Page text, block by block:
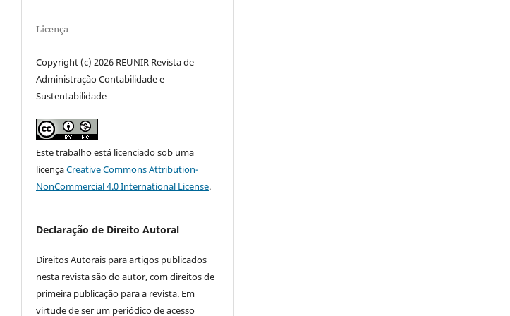
Licença
Copyright (c) 2026 REUNIR Revista de
Administração Contabilidade e
Sustentabilidade
Este trabalho está licenciado sob uma
licençaCreative Commons Attribution-
NonCommercial 4.0 International License.
Declaração de Direito Autoral
Direitos Autorais para artigos publicados
nesta revista são do autor, com direitos de
primeira publicação para a revista. Em
virtude de ser um periódico de acesso